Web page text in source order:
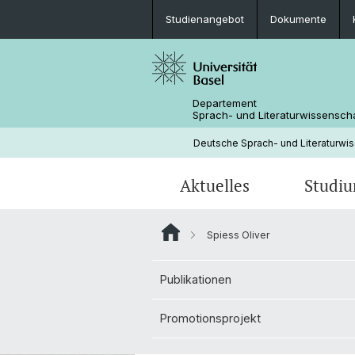
Studienangebot Dokumente
Departement
Sprach- und
Deutsche Sprach- und
Aktuelles
News
Medienspiegel
Studienangebot
Mobilität
Forschungsprojekte
Fachbereichsleitung
Bibliothek
Neuere deutsche
Spiess Oliver
Publikationen
Promotionsprojekt